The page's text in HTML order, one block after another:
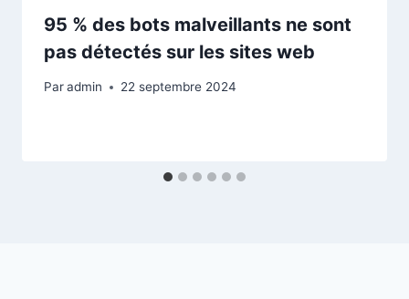
95 % des bots malveillants ne sont
pas détectés sur les sites web
Paradmin 22 septembre 2024